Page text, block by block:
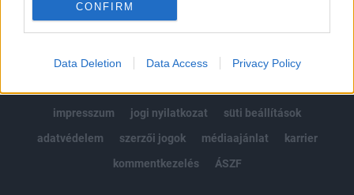
CONFIRM
Data Deletion Data Access Privacy Policy
impresszum
jogi nyilatkozat
süti beállítások
adatvédelem
szerzői jogok médiaajánlat
karrier
kommentkezelés
ÁSZF